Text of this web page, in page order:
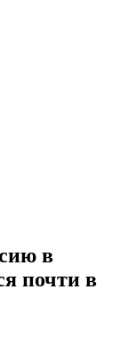
в
почти в